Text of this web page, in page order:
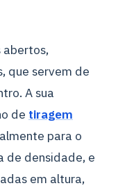
abertos,
que servem de
A sua
de tiragem
para o
de densidade, e
em altura,